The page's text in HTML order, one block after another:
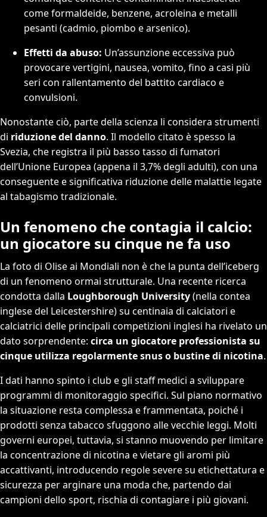
come formaldeide, benzene, acroleina e metalli
pesanti (cadmio, piombo e arsenico).
Effetti da abuso: Un’assunzione eccessiva può
provocare vertigini, nausea, vomito, fino a casi più
seri con rallentamento del battito cardiaco e
convulsioni.
Nonostante ciò, parte della scienza li considera strumenti
di riduzione del danno. Il modello citato è spesso la
Svezia, che registra il più basso tasso di fumatori
dell’Unione Europea (appena il 3,7% degli adulti), con una
conseguente e significativa riduzione delle malattie legate
al tabagismo tradizionale.
Un fenomeno che contagia il calcio:
un giocatore su cinque ne fa uso
La foto di Olise ai Mondiali non è che la punta dell’iceberg
di un fenomeno ormai strutturale. Una recente ricerca
condotta dalla Loughborough University(nella contea
inglese del Leicestershire) su centinaia di calciatori e
calciatrici delle principali competizioni inglesi ha rivelato un
dato sorprendente: circa un giocatore professionista su
cinque utilizza regolarmente snus o bustine di nicotina.
I dati hanno spinto i club e gli staff medici a sviluppare
programmi di monitoraggio specifici. Sul piano normativo
la situazione resta complessa e frammentata, poiché i
prodotti senza tabacco sfuggono alle vecchie leggi. Molti
governi europei, tuttavia, si stanno muovendo per limitare
la concentrazione di nicotina e vietare gli aromi più
accattivanti, introducendo regole severe su etichettatura e
sicurezza per arginare una moda che, partendo dai
campioni dello sport, rischia di contagiare i più giovani.